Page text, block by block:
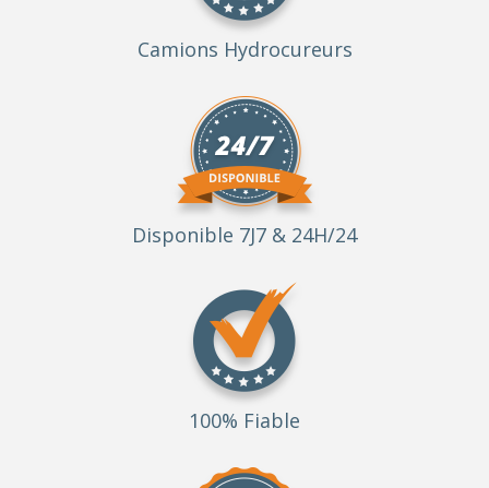
Camions Hydrocureurs
Disponible 7J7 & 24H/24
100% Fiable